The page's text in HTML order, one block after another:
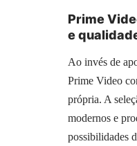
Prime
e
Ao invés de
Prime Video
própria. A
modernos e
possibilidades